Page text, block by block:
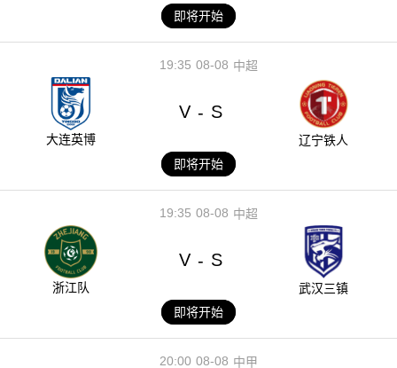
即将开始
08-08
19:35 中超
大连英博
V - S
辽宁铁人
即将开始
08-08
19:35 中超
浙江队
V - S
武汉三镇
即将开始
08-08
20:00 中甲